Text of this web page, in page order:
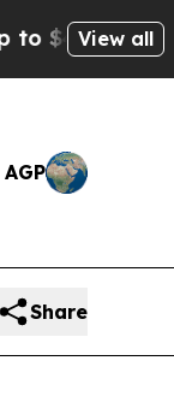
After
View all
Share